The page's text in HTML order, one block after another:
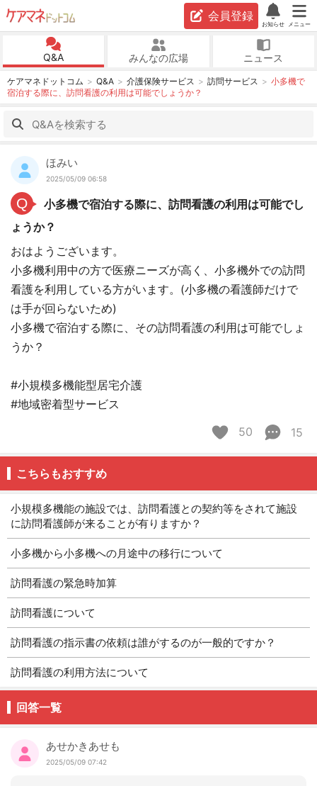
会員登録
お知らせ メニュー
Q&A みんなの広場 ニュース
ケアマネドットコム Q&A 介護保険サービス 訪問サービス
小多機で
宿泊する際に、訪問看護の利用は可能でしょうか？
ほみい
2025/05/09 06:58
Q
小多機で宿泊する際に、訪問看護の利用は可能でし
ょうか？
おはようございます。
小多機利用中の方で医療ニーズが高く、小多機外での訪問
看護を利用している方がいます。(小多機の看護師だけで
は手が回らないため)
小多機で宿泊する際に、その訪問看護の利用は可能でしょ
うか？
#小規模多機能型居宅介護
#地域密着型サービス
50
15
こちらもおすすめ
小規模多機能の施設では、訪問看護との契約等をされて施設
に訪問看護師が来ることが有りますか？
小多機から小多機への月途中の移行について
訪問看護の緊急時加算
訪問看護について
訪問看護の指示書の依頼は誰がするのが一般的ですか？
訪問看護の利用方法について
回答一覧
あせかきあせも
2025/05/09 07:42